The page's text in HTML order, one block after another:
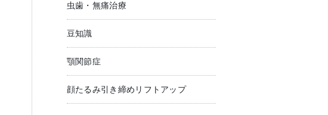
虫歯・無痛治療
豆知識
顎関節症
顔たるみ引き締めリフトアップ